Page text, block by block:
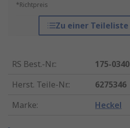
*Richtpreis
Zu einer
RS Best.-Nr.:
175-0340
Herst. Teile-Nr.:
6275346
Marke: Heckel